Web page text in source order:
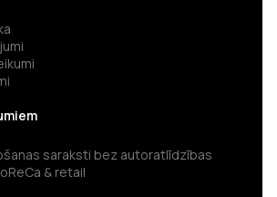
saraksti bez autoratlīdzības
& retail